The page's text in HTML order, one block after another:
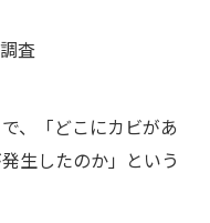
査
、「どこにカビがあ
生したのか」という